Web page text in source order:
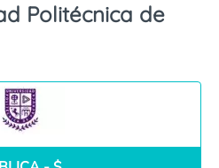
Politécnica de